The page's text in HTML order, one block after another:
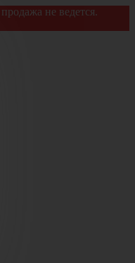
не ведется.